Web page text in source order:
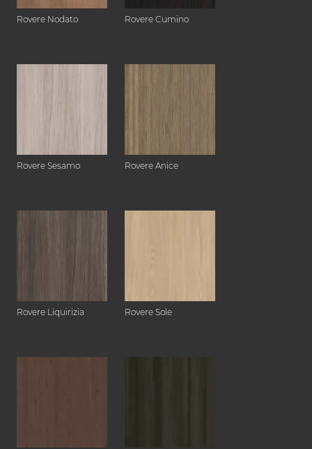
Rovere Nodato Rovere Cumino
Rovere Sesamo Rovere Anice
Rovere Liquirizia Rovere Sole